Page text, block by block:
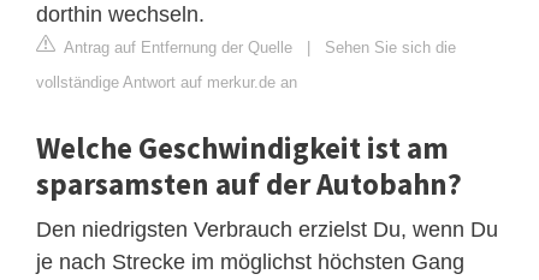
dorthin wechseln.
Antrag auf Entfernung der Quelle | Sehen Sie sich die
vollständige Antwort auf merkur.de an
Welche Geschwindigkeit ist am
sparsamsten auf der Autobahn?
Den niedrigsten Verbrauch erzielst Du, wenn Du
je nach Strecke im möglichst höchsten Gang